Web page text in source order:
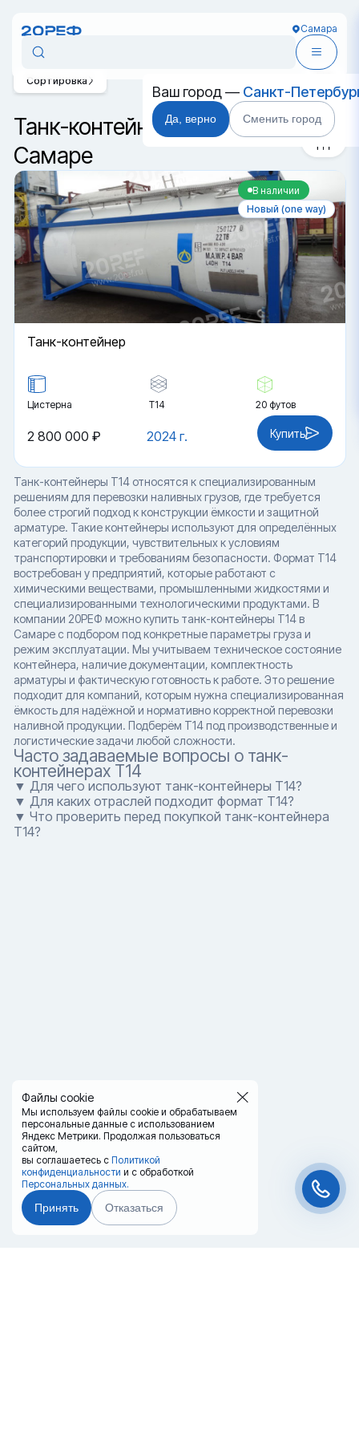
Самара
Ваш город — Санкт-
Да, верно Сменить город
Файлы cookie
Мы используем файлы cookie и обрабатываем
персональные данные с использованием
Яндекс Метрики. Продолжая пользоваться
сайтом,
вы соглашаетесь с Политикой
конфиденциальности и с обработкой
Персональных данных.
Принять Отказаться
Танк-контейнеры T14 в
Самаре
Сортировка
В наличии
Новый (one way)
Танк-контейнер
Цистерна Т14 20 футов
2024 г.
2 800 000 ₽ Купить
Танк-контейнеры T14 относятся к специализированным
решениям для перевозки наливных грузов, где требуется
более строгий подход к конструкции ёмкости и защитной
арматуре. Такие контейнеры используют для определённых
категорий продукции, чувствительных к условиям
транспортировки и требованиям безопасности. Формат T14
востребован у предприятий, которые работают с
химическими веществами, промышленными жидкостями и
специализированными технологическими продуктами. В
компании 20РЕФ можно купить танк-контейнеры T14 в
Самаре с подбором под конкретные параметры груза и
режим эксплуатации. Мы учитываем техническое состояние
контейнера, наличие документации, комплектность
арматуры и фактическую готовность к работе. Это решение
подходит для компаний, которым нужна специализированная
ёмкость для надёжной и нормативно корректной перевозки
наливной продукции. Подберём T14 под производственные и
логистические задачи любой сложности.
Часто задаваемые вопросы о танк-
контейнерах T14
▼ Для чего используют танк-контейнеры T14?
▼ Для каких отраслей подходит формат T14?
▼ Что проверить перед покупкой танк-контейнера
T14?